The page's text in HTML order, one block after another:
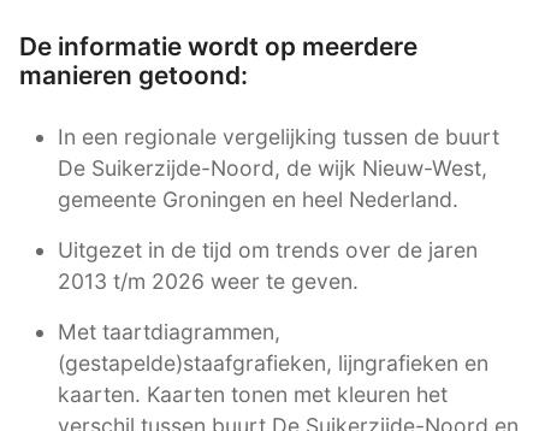
De informatie wordt op meerdere
manieren getoond:
In een regionale vergelijking tussen de buurt
De Suikerzijde-Noord, de wijk Nieuw-West,
gemeente Groningen en heel Nederland.
Uitgezet in de tijd om trends over de jaren
2013 t/m 2026 weer te geven.
Met taartdiagrammen,
(gestapelde)staafgrafieken, lijngrafieken en
kaarten. Kaarten tonen met kleuren het
verschil tussen buurt De Suikerzijde-Noord en